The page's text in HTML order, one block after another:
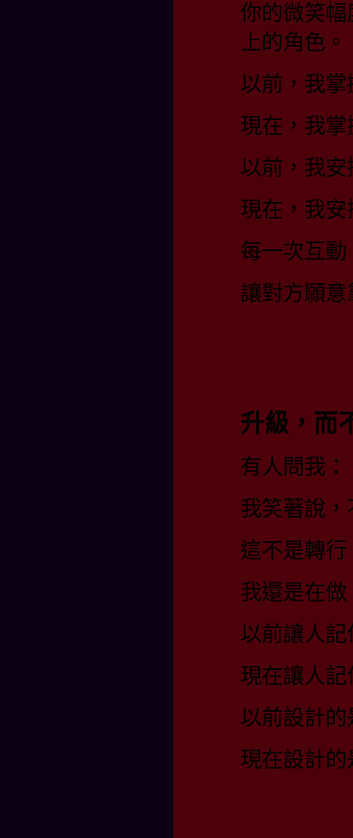
你的微笑
上的角色。
以前，我
現在，我
以前，我
現在，我
每一次互
讓對方願
升級，而
有人問我
我笑著說，
這不是轉
我還是在
以前讓人
現在讓人
以前設計
現在設計